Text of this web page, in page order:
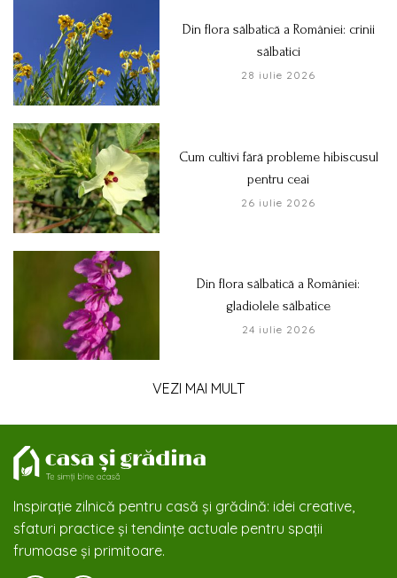
Din flora sălbatică a României: crinii
sălbatici
28 iulie 2026
Cum cultivi fără probleme hibiscusul
pentru ceai
26 iulie 2026
Din flora sălbatică a României:
gladiolele sălbatice
24 iulie 2026
VEZI MAI MULT
Inspirație zilnică pentru casă și grădină: idei creative,
sfaturi practice și tendințe actuale pentru spații
frumoase și primitoare.